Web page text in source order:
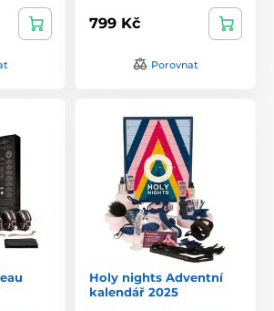
799 Kč
Porovnat
Holy nights Adventní
kalendář 2025